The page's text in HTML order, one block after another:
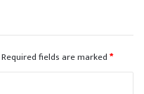
Required fields are marked*